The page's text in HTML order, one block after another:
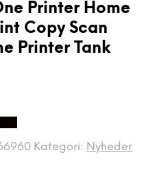
Printer Home
Copy Scan
Printer Tank
Kategori: Nyheder